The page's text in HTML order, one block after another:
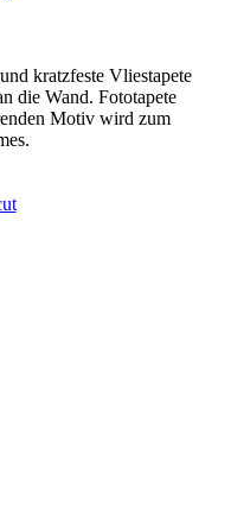
kratzfeste Vliestapete
die Wand. Fototapete
Motiv wird zum